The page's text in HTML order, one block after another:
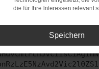
Schritte versucht hast,
die für Ihre Interessen relevant
Speichern